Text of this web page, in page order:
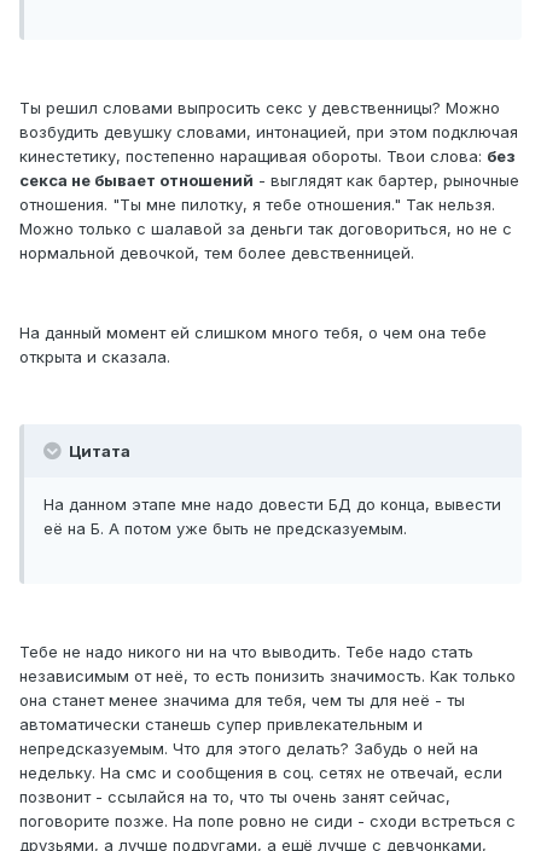
Ты решил словами выпросить секс у девственницы? Можно
возбудить девушку словами, интонацией, при этом подключая
кинестетику, постепенно наращивая обороты. Твои слова: без
секса не бывает отношений - выглядят как бартер, рыночные
отношения. "Ты мне пилотку, я тебе отношения." Так нельзя.
Можно только с шалавой за деньги так договориться, но не с
нормальной девочкой, тем более девственницей.
На данный момент ей слишком много тебя, о чем она тебе
открыта и сказала.
Цитата
На данном этапе мне надо довести БД до конца, вывести
её на Б. А потом уже быть не предсказуемым.
Тебе не надо никого ни на что выводить. Тебе надо стать
независимым от неё, то есть понизить значимость. Как только
она станет менее значима для тебя, чем ты для неё - ты
автоматически станешь супер привлекательным и
непредсказуемым. Что для этого делать? Забудь о ней на
недельку. На смс и сообщения в соц. сетях не отвечай, если
позвонит - ссылайся на то, что ты очень занят сейчас,
поговорите позже. На попе ровно не сиди - сходи встреться с
друзьями, а лучше подругами, а ещё лучше с девчонками,